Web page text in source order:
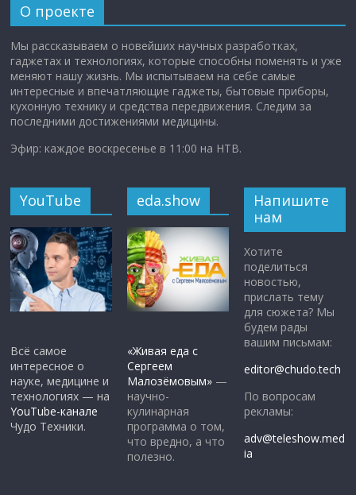
О проекте
Мы рассказываем о новейших научных разработках,
гаджетах и технологиях, которые способны поменять и уже
меняют нашу жизнь. Мы испытываем на себе самые
интересные и впечатляющие гаджеты, бытовые приборы,
кухонную технику и средства передвижения. Следим за
последними достижениями медицины.
Эфир: каждое воскресенье в 11:00 на НТВ.
YouTube
Всё самое
интересное о
науке, медицине и
технологиях — на
YouTube-канале
Чудо Техники.
eda.show
«Живая еда с
Сергеем
Малозёмовым» —
научно-
кулинарная
программа о том,
что вредно, а что
полезно.
Напишите
нам
Хотите
поделиться
новостью,
прислать тему
для сюжета? Мы
будем рады
вашим письмам:
editor@chudo.tech
По вопросам
рекламы:
adv@teleshow.med
ia